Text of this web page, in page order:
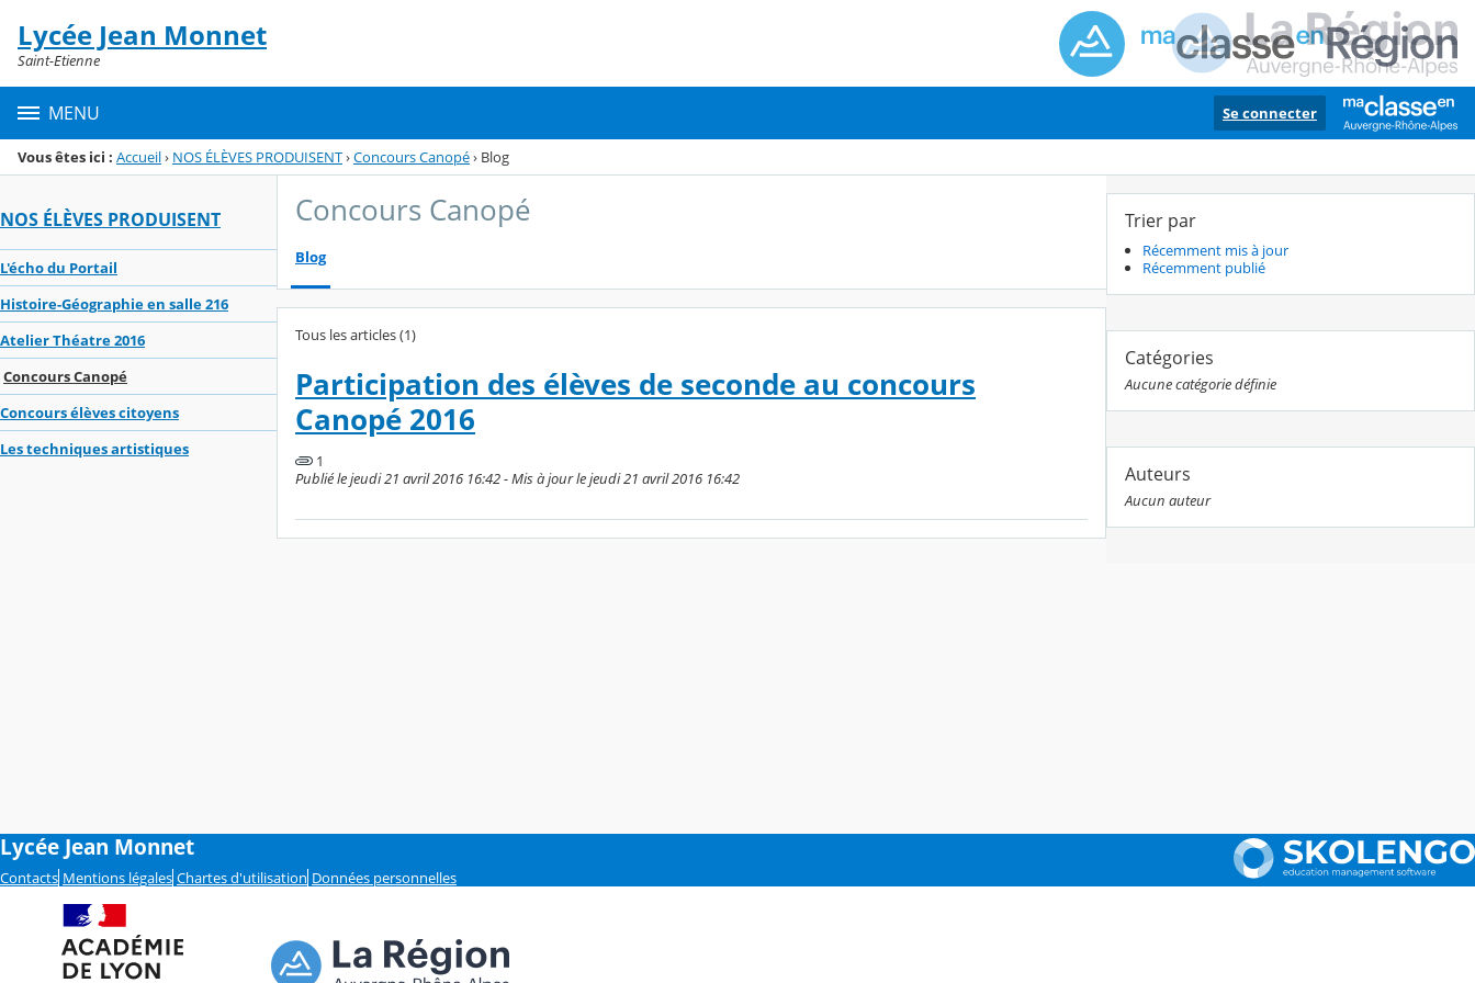
Menu de la rubrique
Contenu
Lycée Jean Monnet
Saint-Etienne
MENU Se connecter
Vous êtes ici : Accueil› NOS ÉLÈVES PRODUISENT›Concours Canopé› Blog
NOS ÉLÈVES PRODUISENT
L'écho du Portail
Histoire-Géographie en salle 216
Atelier Théatre 2016
Concours Canopé
Concours élèves citoyens
Les techniques artistiques
Concours Canopé
Blog
Tous les articles (1)
Participation des élèves de seconde au concours
Canopé 2016
1
Publié le jeudi 21 avril 2016 16:42 - Mis à jour le jeudi 21 avril 2016 16:42
Trier par
Récemment mis à jour
Récemment publié
Catégories
Aucune catégorie définie
Auteurs
Aucun auteur
Lycée Jean Monnet
Contacts Mentions légales Chartes d'utilisation Données personnelles